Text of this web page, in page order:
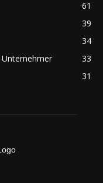
61
39
34
33
31